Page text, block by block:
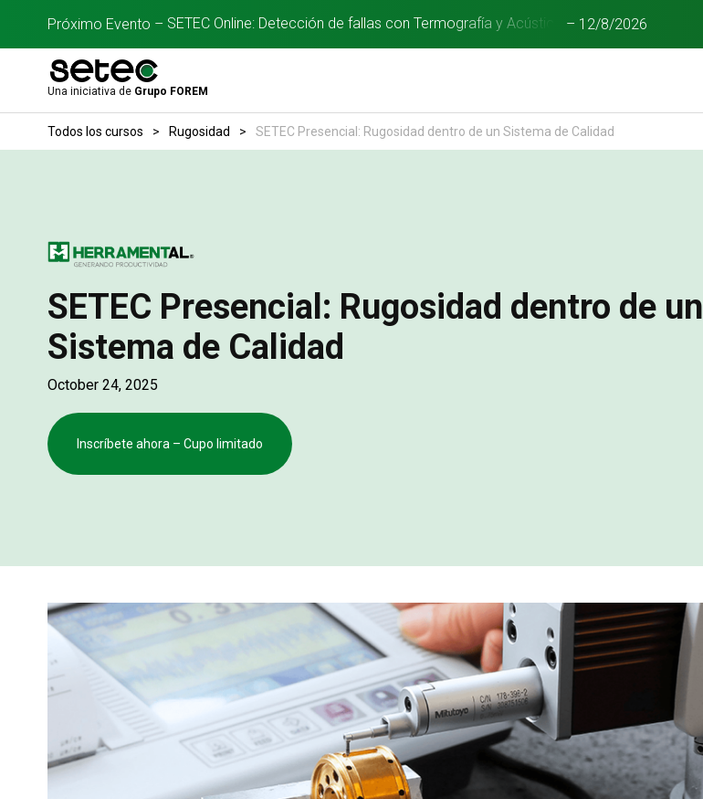
Próximo Evento – SETEC Online: Detección de fallas con Termografía y Acústica – 12/8/2026
Una iniciativa de Grupo FOREM
Todos los cursos > Rugosidad > SETEC Presencial: Rugosidad dentro de un Sistema de Calidad
SETEC Presencial: Rugosidad dentro de un
Sistema de Calidad
October 24, 2025
Inscríbete ahora – Cupo limitado